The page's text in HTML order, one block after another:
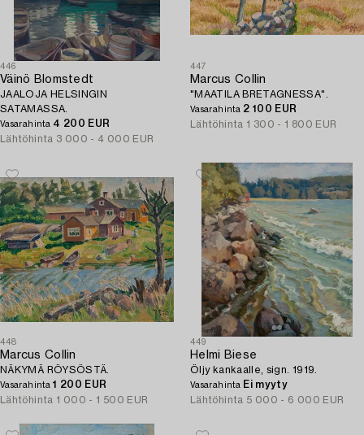
446
Väinö Blomstedt
JAALOJA HELSINGIN
SATAMASSA.
Vasarahinta 4 200 EUR
Lähtöhinta 3 000 - 4 000 EUR
447
Marcus Collin
"MAATILA BRETAGNESSA".
Vasarahinta 2 100 EUR
Lähtöhinta 1 300 - 1 800 EUR
448
Marcus Collin
NÄKYMÄ RÖYSÖSTÄ.
Vasarahinta1 200 EUR
Lähtöhinta 1 000 - 1 500 EUR
449
Helmi Biese
Öljy kankaalle, sign. 1919.
Vasarahinta Ei myyty
Lähtöhinta 5 000 - 6 000 EUR